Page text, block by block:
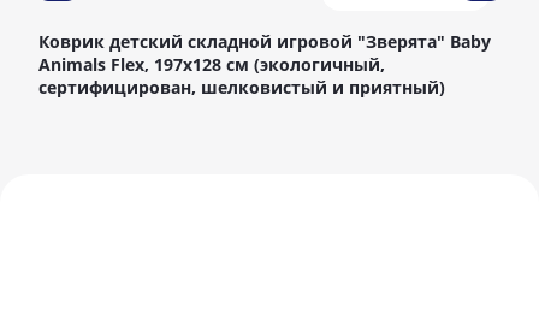
Коврик детский складной игровой "Зверята" Baby
Animals Flex, 197х128 см (экологичный,
сертифицирован, шелковистый и приятный)